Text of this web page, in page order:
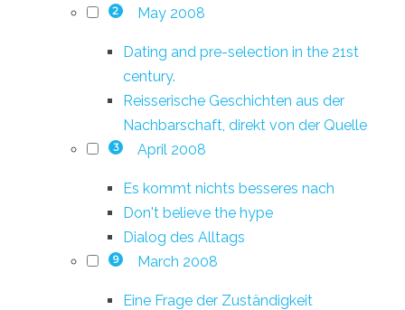
2 May 2008
Dating and pre-selection in the 21st
century.
Reisserische Geschichten aus der
Nachbarschaft, direkt von der Quelle
3 April 2008
Es kommt nichts besseres nach
Don't believe the hype
Dialog des Alltags
9 March 2008
Eine Frage der Zuständigkeit